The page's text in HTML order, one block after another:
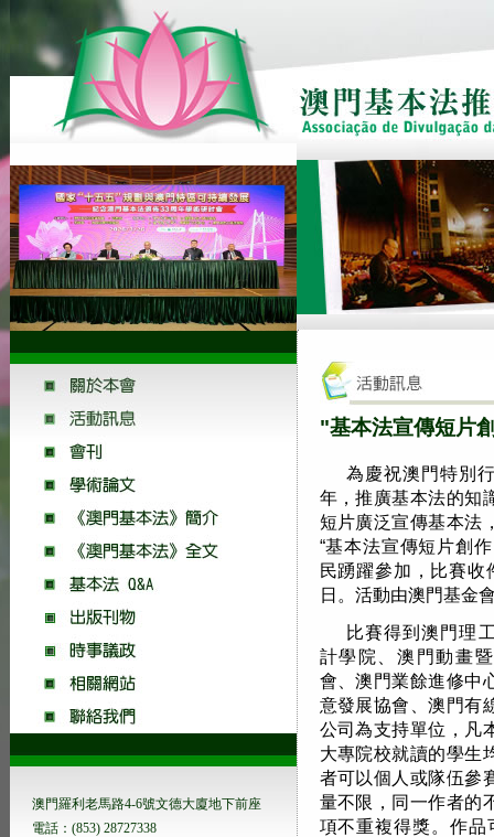
澳門羅利老馬路4-6號文德大廈地下前座
電話：(853) 28727338
"基本法宣傳短片
為慶祝澳門特別
年，推廣基本法的知
短片廣泛宣傳基本法
“基本法宣傳短片創
民踴躍參加，比賽收
日。活動由澳門基金
比賽得到澳門理
計學院、澳門動畫
會、澳門業餘進修中
意發展協會、澳門有
公司為支持單位，凡
大專院校就讀的學生
者可以個人或隊伍參
量不限，同一作者的
項不重複得獎。作